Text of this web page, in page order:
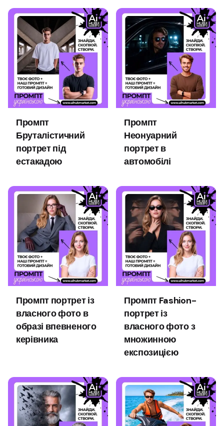
Промпт
Бруталістичний
портрет під
естакадою
Промпт
Неонуарний
портрет в
автомобілі
Промпт портрет із
власного фото в
образі впевненого
керівника
Промпт Fashion-
портрет із
власного фото з
множинною
експозицією